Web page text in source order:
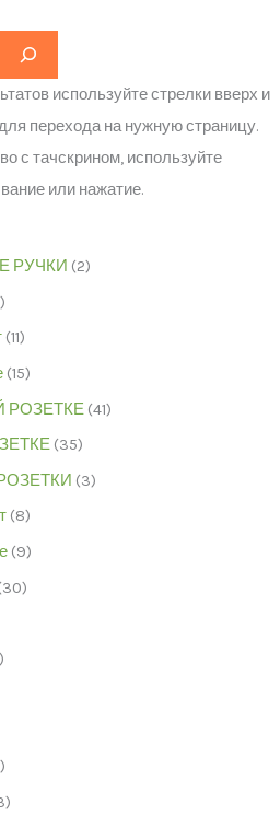
используйте стрелки вверх и
перехода на нужную страницу.
с тачскрином, используйте
или нажатие.
РУЧКИ 2
11
15
РОЗЕТКЕ 41
35
3
8
9
30